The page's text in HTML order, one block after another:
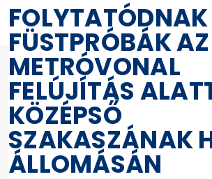
FÜSTPRÓBÁK
METRÓVONAL
FELÚJÍTÁS
KÖZÉPSŐ
SZAKASZÁNAK
ÁLLOMÁSÁN